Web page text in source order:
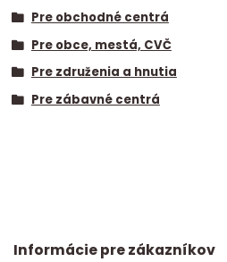
Pre obchodné centrá
Pre obce, mestá, CVČ
Pre združenia a hnutia
Pre zábavné centrá
Informácie pre zákazníkov